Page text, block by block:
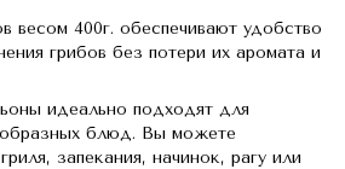
весом 400г. обеспечивают удобство
грибов без потери их аромата и
идеально подходят для
блюд. Вы можете
запекания, начинок, рагу или